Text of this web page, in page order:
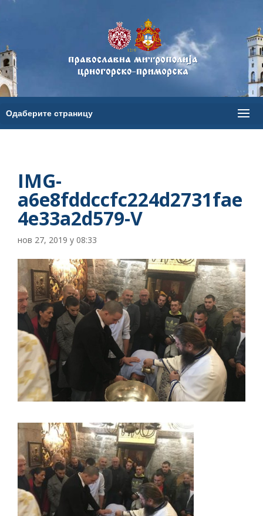
IMG-
a6e8fddccfc224d2731fae
4e33a2d579-V
нов 27, 2019 у 08:33